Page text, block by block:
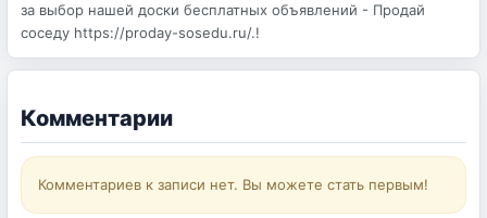
за выбор нашей доски бесплатных объявлений - Продай
соседу https://proday-sosedu.ru/.!
Комментарии
Комментариев к записи нет. Вы можете стать первым!